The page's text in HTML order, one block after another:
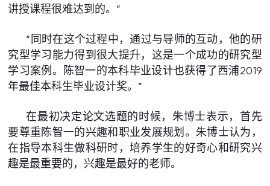
讲授课程很难达到的。”
“同时在这个过程中，通过与导师的互动，他的研
究型学习能力得到很大提升，这是一个成功的研究型
学习案例。陈智一的本科毕业设计也获得了西浦2019
年最佳本科生毕业设计奖。”
在最初决定论文选题的时候，朱博士表示，首先
要尊重陈智一的兴趣和职业发展规划。朱博士认为，
在指导本科生做科研时，培养学生的好奇心和研究兴
趣是最重要的，兴趣是最好的老师。